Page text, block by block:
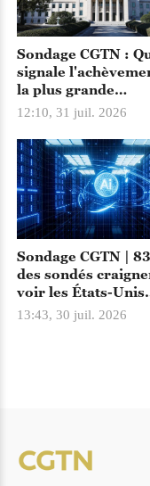
Sondage CGTN :
signale
la plus grande
réorganisation du
renseignement
depuis l'après-
12:10, 31 juil. 2026
Sondage CGTN |
des sondés
voir les États-Unis
devenir un nouveau
13:43, 30 juil. 2026